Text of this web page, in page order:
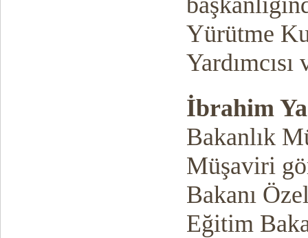
Yürütme
İbrahim
Bakanlık
Müşaviri
Bakanı
Eğitim